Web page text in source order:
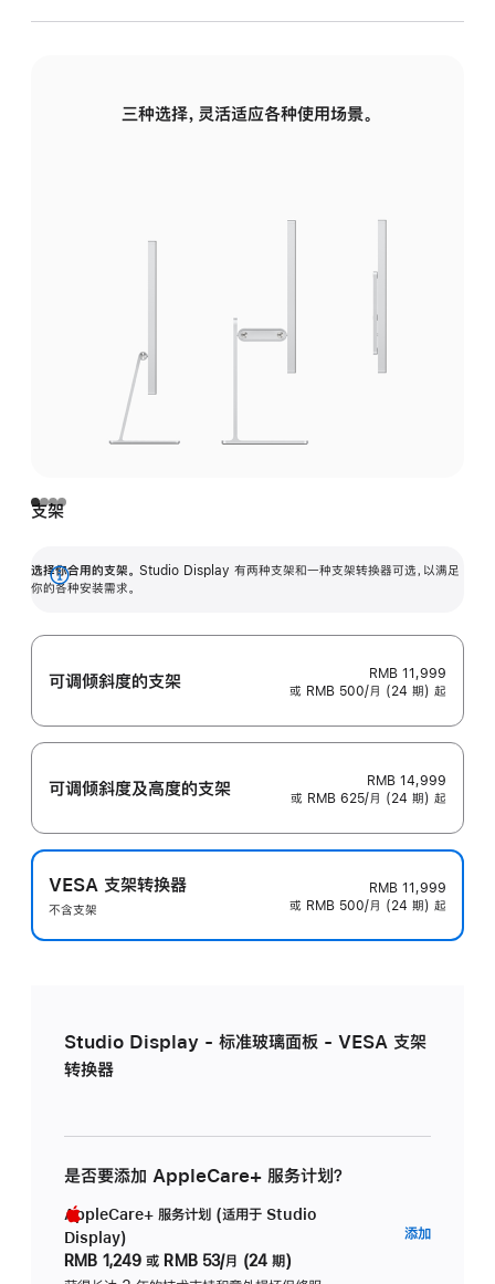
三种选择，灵活适应各种使用场景。
支架
选择你合用的支架。 Studio Display 有两种支架和一种支架转换器可选，以满足
你的各种安装需求。
展
可调倾斜度的支架
RMB 11,999
或 RMB 500/月 (24 期) 起
可调倾斜度及高‍度的支‍架
RMB 14,999
或 RMB 625/月 (24 期) 起
VESA 支架转换器
不含支架
RMB 11,999
或 RMB 500/月 (24 期) 起
Studio Display - 标准玻璃面板 - VESA 支架
转换器
是否要添加 AppleCare+ 服务计划？
AppleCare+ 服务计划 (适用于 Studio
Display)
RMB 1,249 或 RMB 53/月 (24 期)
添加